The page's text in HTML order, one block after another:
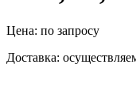
Цена: по запросу
Доставка: